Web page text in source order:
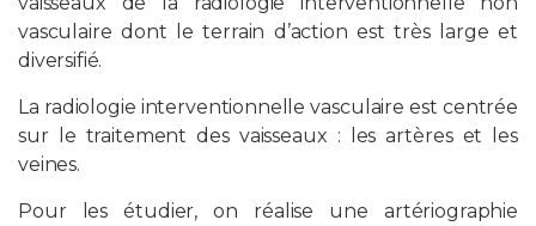
RGPD
vasculaire dont le terrain d’action est très large et
diversifié.
La radiologie interventionnelle vasculaire est centrée
sur le traitement des vaisseaux : les artères et les
veines.
Pour les étudier, on réalise une artériographie